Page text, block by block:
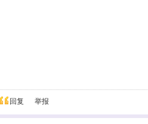
回复 举报